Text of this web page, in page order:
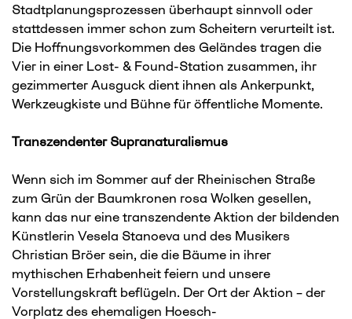
Stadtplanungsprozessen überhaupt sinnvoll oder
stattdessen immer schon zum Scheitern verurteilt ist.
Die Hoffnungsvorkommen des Geländes tragen die
Vier in einer Lost- & Found-Station zusammen, ihr
gezimmerter Ausguck dient ihnen als Ankerpunkt,
Werkzeugkiste und Bühne für öffentliche Momente.
Transzendenter Supranaturalismus
Wenn sich im Sommer auf der Rheinischen Straße
zum Grün der Baumkronen rosa Wolken gesellen,
kann das nur eine transzendente Aktion der bildenden
Künstlerin Vesela Stanoeva und des Musikers
Christian Bröer sein, die die Bäume in ihrer
mythischen Erhabenheit feiern und unsere
Vorstellungskraft beflügeln. Der Ort der Aktion – der
Vorplatz des ehemaligen Hoesch-